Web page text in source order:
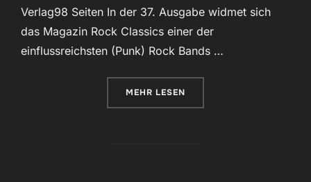
Verlag98 Seiten In der 37. Ausgabe widmet sich
das Magazin Rock Classics einer der
einflussreichsten (Punk) Rock Bands …
MEHR ÜBER „ROCK CLASSICS NR. 37 –
LESEN